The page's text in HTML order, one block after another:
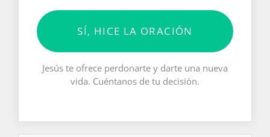
SÍ, HICE LA ORACIÓN
Jesús te ofrece perdonarte y darte una nueva
vida. Cuéntanos de tu decisión.